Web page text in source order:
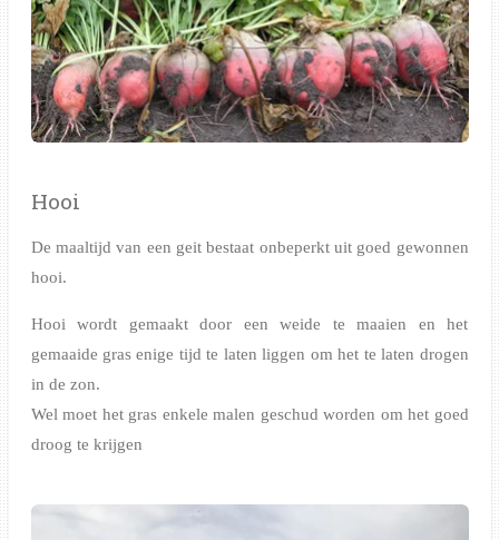
Hooi
De maaltijd van een geit bestaat onbeperkt uit goed gewonnen
hooi.
Hooi wordt gemaakt door een weide te maaien en het
gemaaide gras enige tijd te laten liggen om het te laten drogen
in de zon.
Wel moet het gras enkele malen geschud worden om het goed
droog te krijgen